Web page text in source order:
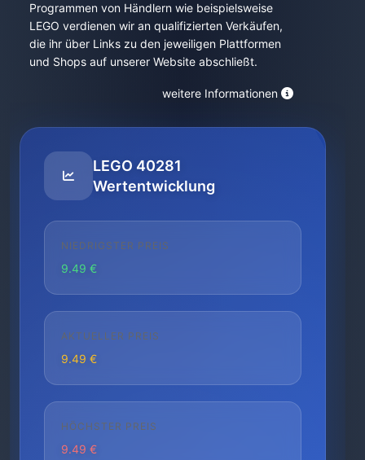
Programmen von Händlern wie beispielsweise
LEGO verdienen wir an qualifizierten Verkäufen,
die ihr über Links zu den jeweiligen Plattformen
und Shops auf unserer Website abschließt.
weitere Informationen
LEGO 40281
Wertentwicklung
NIEDRIGSTER PREIS
9.49 €
AKTUELLER PREIS
9.49 €
HÖCHSTER PREIS
9.49 €